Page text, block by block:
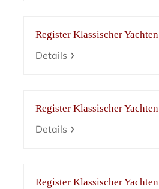
Register Klassischer Yachten
Details
Register Klassischer Yachten
Details
Register Klassischer Yachten